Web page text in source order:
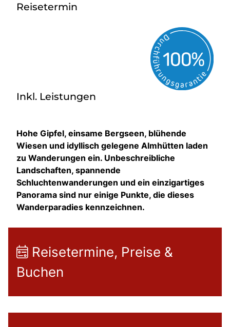
Reisetermin
Inkl. Leistungen
Hohe Gipfel, einsame Bergseen, blühende
Wiesen und idyllisch gelegene Almhütten laden
zu Wanderungen ein. Unbeschreibliche
Landschaften, spannende
Schluchtenwanderungen und ein einzigartiges
Panorama sind nur einige Punkte, die dieses
Wanderparadies kennzeichnen.
Reisetermine, Preise &
Buchen